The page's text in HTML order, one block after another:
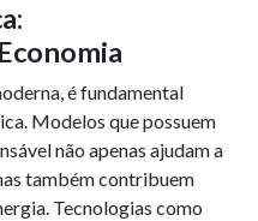
é fundamental
Modelos que possuem
não apenas ajudam a
também contribuem
Tecnologias como